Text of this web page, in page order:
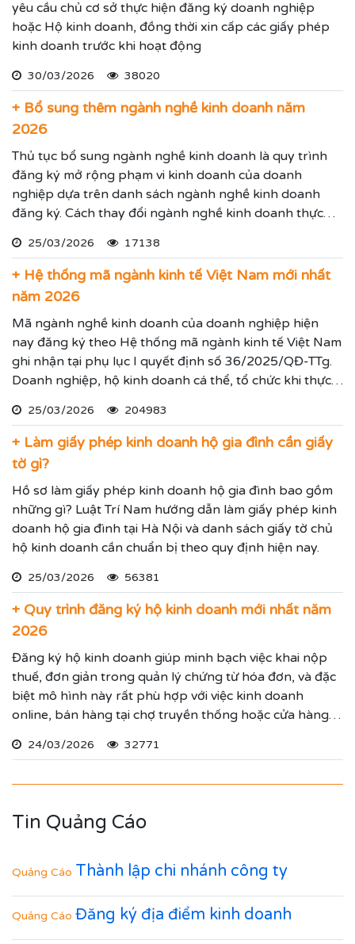
yêu cầu chủ cơ sở thực hiện đăng ký doanh nghiệp
hoặc Hộ kinh doanh, đồng thời xin cấp các giấy phép
kinh doanh trước khi hoạt động
30/03/2026 38020
+ Bổ sung thêm ngành nghề kinh doanh năm
2026
Thủ tục bổ sung ngành nghề kinh doanh là quy trình
đăng ký mở rộng phạm vi kinh doanh của doanh
nghiệp dựa trên danh sách ngành nghề kinh doanh
đăng ký. Cách thay đổi ngành nghề kinh doanh thực
25/03/2026 17138
+ Hệ thống mã ngành kinh tế Việt Nam mới nhất
năm 2026
Mã ngành nghề kinh doanh của doanh nghiệp hiện
nay đăng ký theo Hệ thống mã ngành kinh tế Việt Nam
ghi nhận tại phụ lục I quyết định số 36/2025/QĐ-TTg.
Doanh nghiệp, hộ kinh doanh cá thể, tổ chức khi thực
ghi nhận lĩnh vực hoạt động, ngành nghề kinh doanh
theo hệ thống mã ngành kinh tế chúng tôi vừa nêu.
25/03/2026 204983
+ Làm giấy phép kinh doanh hộ gia đình cần giấy
tờ gì?
Hồ sơ làm giấy phép kinh doanh hộ gia đình bao gồm
những gì? Luật Trí Nam hướng dẫn làm giấy phép kinh
doanh hộ gia đình tại Hà Nội và danh sách giấy tờ chủ
hộ kinh doanh cần chuẩn bị theo quy định hiện nay.
25/03/2026 56381
+ Quy trình đăng ký hộ kinh doanh mới nhất năm
2026
Đăng ký hộ kinh doanh giúp minh bạch việc khai nộp
thuế, đơn giản trong quản lý chứng từ hóa đơn, và đặc
biệt mô hình này rất phù hợp với việc kinh doanh
online, bán hàng tại chợ truyền thống hoặc cửa hàng
24/03/2026 32771
Tin Quảng Cáo
Quảng Cáo Thành lập chi nhánh công ty
Quảng Cáo Đăng ký địa điểm kinh doanh